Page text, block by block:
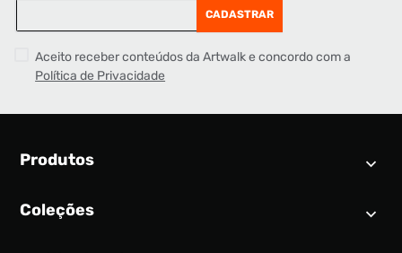
CADASTRAR
Aceito receber conteúdos da Artwalk e concordo com a
Política de Privacidade
Produtos
Calendário SNEAKER
Coleções